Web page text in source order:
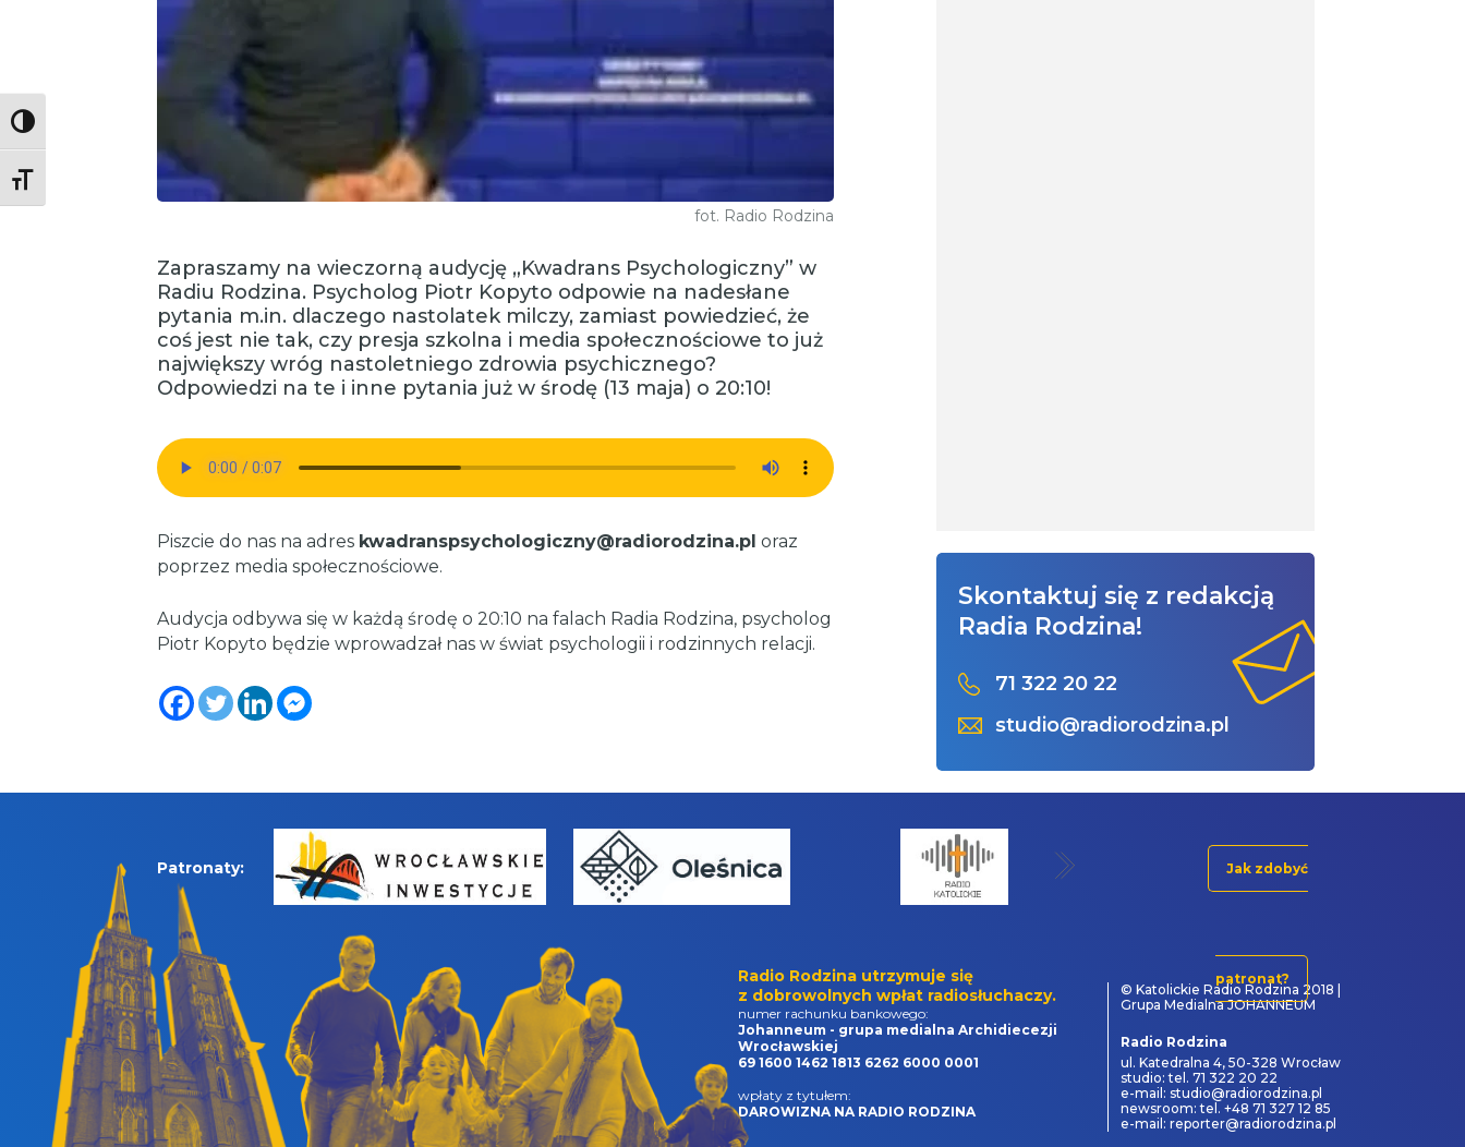
Toggle High Contrast
Toggle Font size
fot. Radio Rodzina
Zapraszamy na wieczorną audycję „Kwadrans Psychologiczny” w
Radiu Rodzina. Psycholog Piotr Kopyto odpowie na nadesłane
pytania m.in. dlaczego nastolatek milczy, zamiast powiedzieć, że
coś jest nie tak, czy presja szkolna i media społecznościowe to już
największy wróg nastoletniego zdrowia psychicznego?
Odpowiedzi na te i inne pytania już w środę (13 maja) o 20:10!
Piszcie do nas na adres kwadranspsychologiczny@radiorodzina.pl oraz
poprzez media społecznościowe.
Audycja odbywa się w każdą środę o 20:10 na falach Radia Rodzina, psycholog
Piotr Kopyto będzie wprowadzał nas w świat psychologii i rodzinnych relacji.
Skontaktuj się z redakcją
Radia Rodzina!
71 322 20 22
studio@radiorodzina.pl
Patronaty: Jak zdobyć
patronat?
Radio Rodzina utrzymuje się
z dobrowolnych wpłat radiosłuchaczy.
numer rachunku bankowego:
Johanneum - grupa medialna Archidiecezji
Wrocławskiej
69 1600 1462 1813 6262 6000 0001
wpłaty z tytułem:
DAROWIZNA NA RADIO RODZINA
© Katolickie Radio Rodzina 2018 |
Grupa Medialna JOHANNEUM
Radio Rodzina
ul. Katedralna 4, 50-328 Wrocław
studio: tel. 71 322 20 22
e-mail: studio@radiorodzina.pl
newsroom: tel. +48 71 327 12 85
e-mail: reporter@radiorodzina.pl